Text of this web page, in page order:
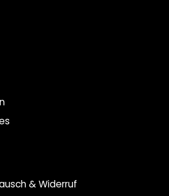
& Widerruf